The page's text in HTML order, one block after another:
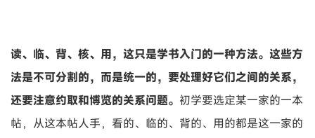
读、临、背、核、用，这只是学书入门的一种方法。这些方
法是不可分割的，而是统一的，要处理好它们之间的关系，
还要注意约取和博览的关系问题。 初学要选定某一家的一本
帖，从这本帖人手，看的、临的、背的、用的都是这一家的